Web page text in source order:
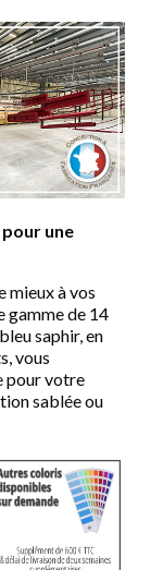
une
mieux à vos
gamme de 14
saphir, en
vous
pour votre
sablée ou